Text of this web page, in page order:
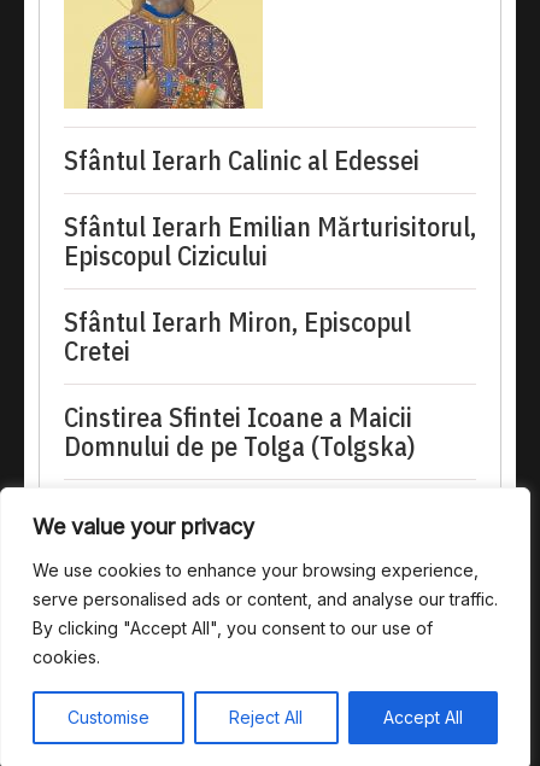
We value your privacy
We use cookies to enhance your browsing experience,
serve personalised ads or content, and analyse our traffic.
By clicking "Accept All", you consent to our use of
cookies.
Customise Reject All Accept All
Sfântul Ierarh Calinic al Edessei
Sfântul Ierarh Emilian Mărturisitorul,
Episcopul Cizicului
Sfântul Ierarh Miron, Episcopul
Cretei
Cinstirea Sfintei Icoane a Maicii
Domnului de pe Tolga (Tolgska)
Preia articolele Doxologia în site-ul tău!